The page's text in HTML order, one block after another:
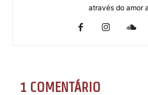
através do amor
1 COMENTÁRIO